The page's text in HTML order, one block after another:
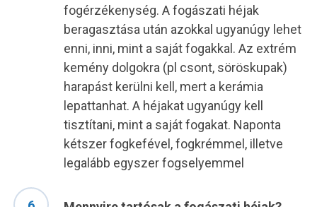
fogérzékenység. A fogászati héjak
beragasztása után azokkal ugyanúgy lehet
enni, inni, mint a saját fogakkal. Az extrém
kemény dolgokra (pl csont, söröskupak)
harapást kerülni kell, mert a kerámia
lepattanhat. A héjakat ugyanúgy kell
tisztítani, mint a saját fogakat. Naponta
kétszer fogkefével, fogkrémmel, illetve
legalább egyszer fogselyemmel